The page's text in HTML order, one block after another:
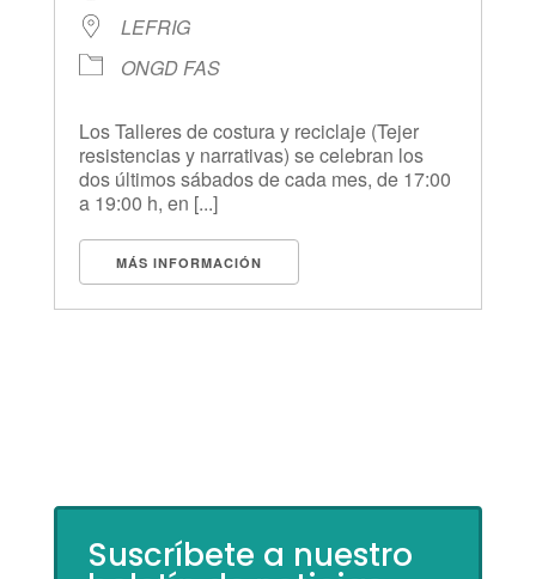
LEFRIG
ONGD FAS
Los Talleres de costura y reciclaje (Tejer
resistencias y narrativas) se celebran los
dos últimos sábados de cada mes, de 17:00
a 19:00 h, en [...]
MÁS INFORMACIÓN
Suscríbete a nuestro